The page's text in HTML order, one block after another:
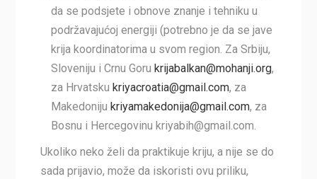
da se podsjete i obnove znanje i tehniku u
podržavajućoj energiji (potrebno je da se jave
krija koordinatorima u svom region. Za Srbiju,
Sloveniju i Crnu Goru krijabalkan@mohanji.org,
za Hrvatsku kriyacroatia@gmail.com, za
Makedoniju kriyamakedonija@gmail.com, za
Bosnu i Hercegovinu kriyabih@gmail.com.
Ukoliko neko želi da praktikuje kriju, a nije se do
sada prijavio, može da iskoristi ovu priliku,